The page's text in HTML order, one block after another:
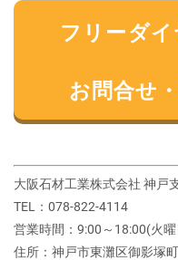
フリーダ
お問合せ
大阪石材工業株式会社 神戸
TEL：078-822-4114
営業時間：9:00～18:00(火
住所：神戸市東灘区御影塚町